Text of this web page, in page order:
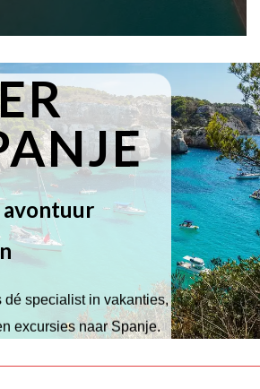
avontuur
dé specialist in vakanties,
excursies naar Spanje.
breed scala aan